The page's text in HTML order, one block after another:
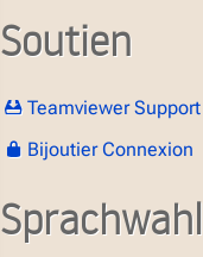
Soutien
Teamviewer Support
Bijoutier Connexion
Sprachwahl